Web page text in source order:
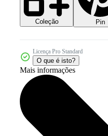
Coleção Pin
Licença Pro Standard
O que é isto?
Mais informações